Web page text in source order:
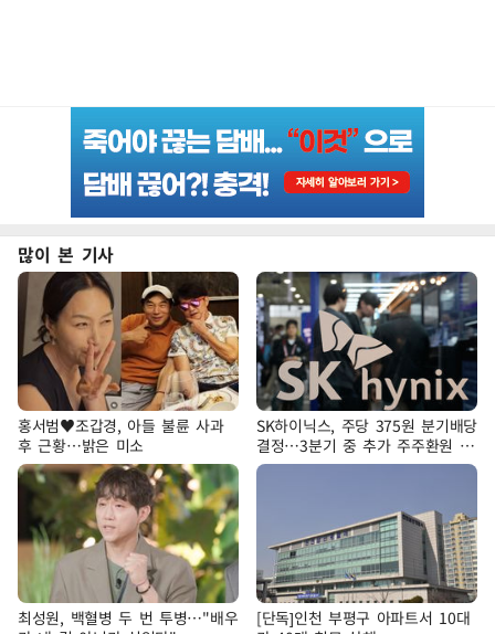
많이 본 기사
홍서범♥조갑경, 아들 불륜 사과
후 근황…밝은 미소
SK하이닉스, 주당 375원 분기배당
결정…3분기 중 추가 주주환원 발
표
최성원, 백혈병 두 번 투병…"배우
[단독]인천 부평구 아파트서 10대